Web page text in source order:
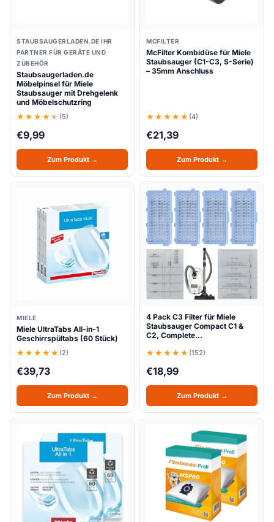
STAUBSAUGERLADEN.DE IHR
PARTNER FÜR GERÄTE UND
ZUBEHÖR
Staubsaugerladen.de
Möbelpinsel für Miele
Staubsauger mit Drehgelenk
und Möbelschutzring
(5)
€9,99
Zum Produkt →
MCFILTER
McFilter Kombidüse für Miele
Staubsauger (C1-C3, S-Serie)
– 35mm Anschluss
(4)
€21,39
Zum Produkt →
MIELE
Miele UltraTabs All-in-1
Geschirrspültabs (60 Stück)
(2)
€39,73
Zum Produkt →
4 Pack C3 Filter für Miele
Staubsauger Compact C1 &
C2, Complete…
(152)
€18,99
Zum Produkt →